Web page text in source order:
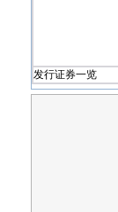
发行证券一览